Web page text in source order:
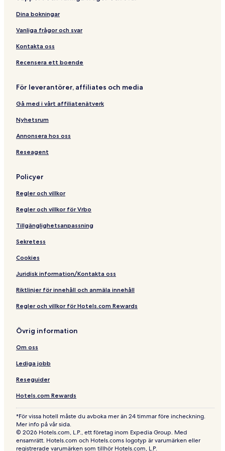
s
r
i
v
e
e
3
3
B
e
d
o
C
o
n
d
&
S
u
i
e
c
a
n
b
l
c
i
t
y
/
c
n
r
o
n
t
Dina bokningar
Vanliga frågor och svar
Kontakta oss
Recensera ett boende
För leverantörer, affiliates och media
Gå med i vårt affiliatenätverk
Nyhetsrum
Annonsera hos oss
Reseagent
Policyer
Regler och villkor
Regler och villkor för Vrbo
Tillgänglighetsanpassning
Sekretess
Cookies
Juridisk information/Kontakta oss
Riktlinjer för innehåll och anmäla innehåll
Regler och villkor för Hotels.com Rewards
Övrig information
Om oss
Lediga jobb
Reseguider
Hotels.com Rewards
*För vissa hotell måste du avboka mer än 24 timmar före incheckning.
Mer info på vår sida.
© 2026 Hotels.com, L.P., ett företag inom Expedia Group. Med
ensamrätt. Hotels.com och Hotels.coms logotyp är varumärken eller
registrerade varumärken som tillhör Hotels.com, L.P.